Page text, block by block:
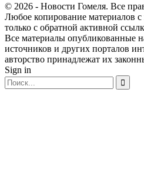
© 2026 - Новости Гомеля. Все
Любое копирование материалов с
только с обратной активной
Все материалы опубликованные
источников и других порталов
авторство принадлежат их
Sign in